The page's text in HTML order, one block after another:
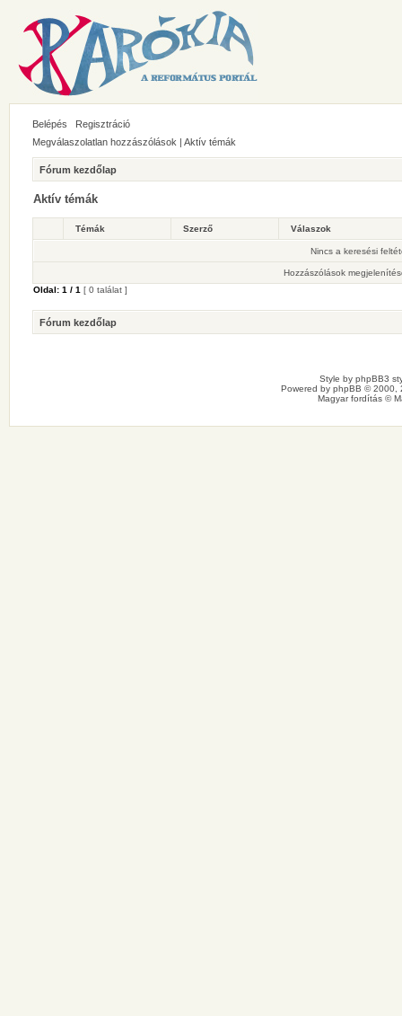
Belépés
Regisztráció
Megválaszolatlan hozzászólások | Aktív témák
Fórum kezdőlap
Aktív témák
Témák Szerző Válaszok
Nincs a keresési
Hozzászólások
Oldal: 1 / 1 [ 0 találat ]
Fórum kezdőlap
Style by phpBB3
Powered by phpBB © 2000,
Magyar fordítás ©